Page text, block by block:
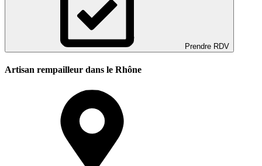
Prendre RDV
Artisan rempailleur dans le Rhône